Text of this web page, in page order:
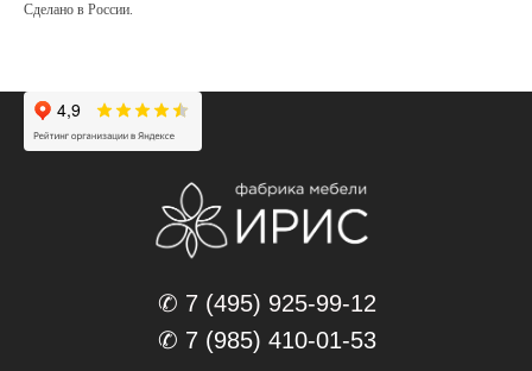
Сделано в России.
✆ 7 (495) 925-99-12
✆ 7 (985) 410-01-53